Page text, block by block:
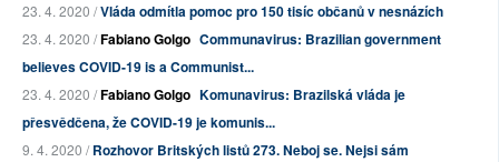
23. 4. 2020 /Vláda odmítla pomoc pro 150 tisíc občanů v nesnázích
23. 4. 2020 /Fabiano Golgo Communavirus: Brazilian government
believes COVID-19 is a Communist...
23. 4. 2020 /Fabiano Golgo Komunavirus: Brazilská vláda je
přesvědčena, že COVID-19 je komunis...
9. 4. 2020 /Rozhovor Britských listů 273. Neboj se. Nejsi sám